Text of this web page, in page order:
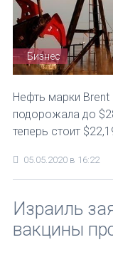
Бизнес
Нефть марки
подорожала до
теперь стоит
05.05.2020 в 16:22
Израиль
вакцины